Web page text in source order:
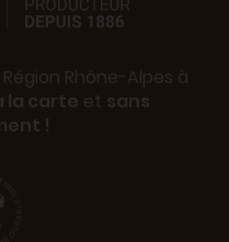
Rhône-Alpes à
la carte et sans
!